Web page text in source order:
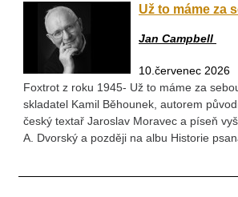
Už to máme za
Jan Campbell
10.červenec 2026
Foxtrot z roku 1945- Už to máme za
skladatel Kamil Běhounek, autorem
český textař Jaroslav Moravec a píseň
A. Dvorský a později na albu Historie